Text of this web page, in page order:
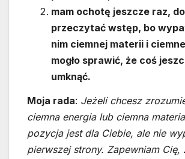
mam ochotę jeszcze raz,
przeczytać wstęp, bo
nim ciemnej materii i
mogło sprawić, że coś
umknąć.
Moja rada: Jeżeli chcesz
ciemna energia lub ciemna
pozycja jest dla Ciebie, ale nie
pierwszej strony. Zapewniam Cię,